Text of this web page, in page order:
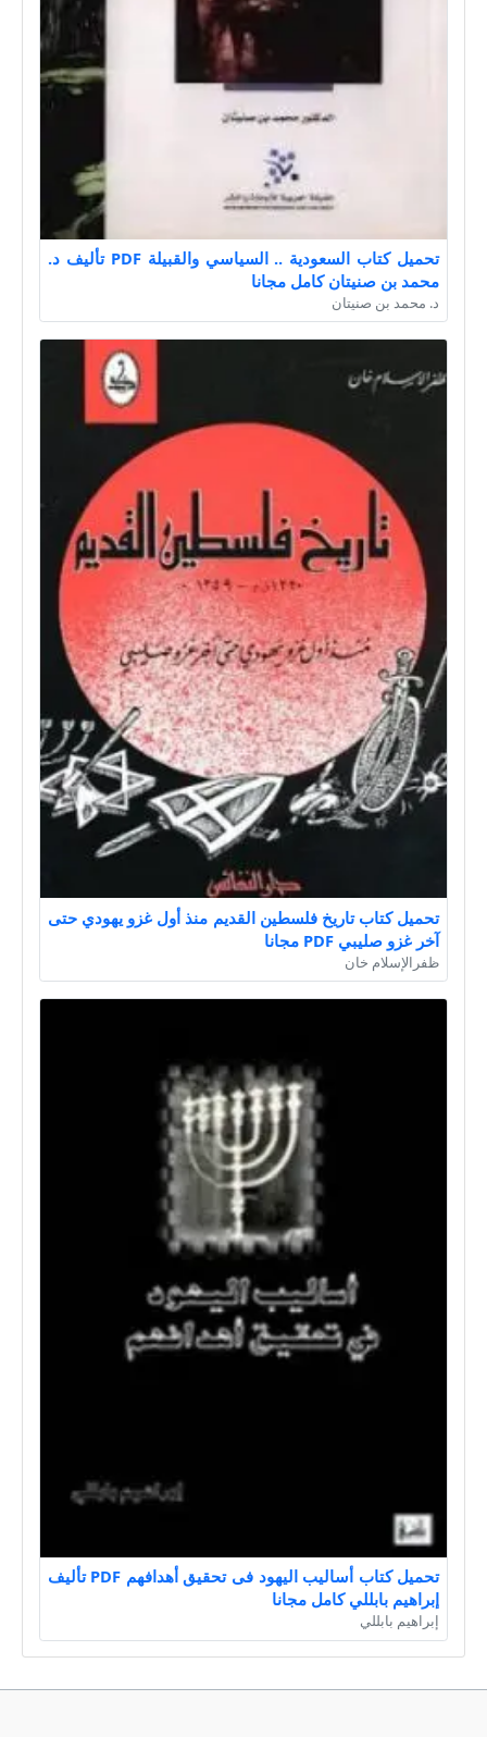
تحميل كتاب السعودية .. السياسي والقبيلة PDF تأليف د.
محمد بن صنيتان كامل مجانا
د. محمد بن صنيتان
تحميل كتاب تاريخ فلسطين القديم منذ أول غزو يهودي حتى
آخر غزو صليبي PDF مجانا
ظفرالإسلام خان
تحميل كتاب أساليب اليهود فى تحقيق أهدافهم PDF تأليف
إبراهيم بابللي كامل مجانا
إبراهيم بابللي